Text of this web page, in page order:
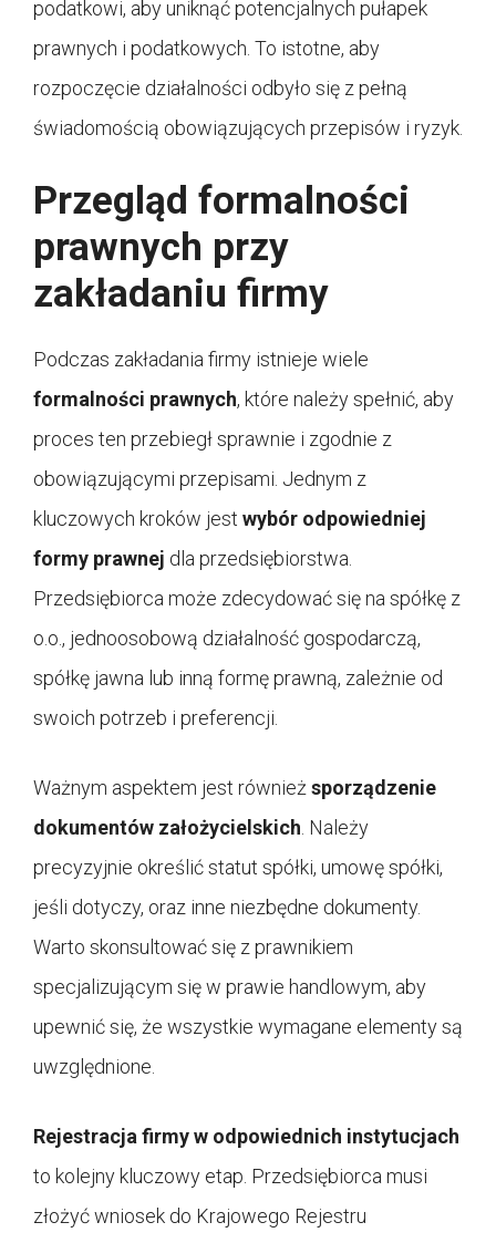
podatkowi, aby uniknąć potencjalnych pułapek
prawnych i podatkowych. To istotne, aby
rozpoczęcie działalności odbyło się z pełną
świadomością obowiązujących przepisów i ryzyk.
Przegląd formalności
prawnych przy
zakładaniu firmy
Podczas zakładania firmy istnieje wiele
formalności prawnych, które należy spełnić, aby
proces ten przebiegł sprawnie i zgodnie z
obowiązującymi przepisami. Jednym z
kluczowych kroków jest wybór odpowiedniej
formy prawnej dla przedsiębiorstwa.
Przedsiębiorca może zdecydować się na spółkę z
o.o., jednoosobową działalność gospodarczą,
spółkę jawna lub inną formę prawną, zależnie od
swoich potrzeb i preferencji.
Ważnym aspektem jest równieżsporządzenie
dokumentów założycielskich. Należy
precyzyjnie określić statut spółki, umowę spółki,
jeśli dotyczy, oraz inne niezbędne dokumenty.
Warto skonsultować się z prawnikiem
specjalizującym się w prawie handlowym, aby
upewnić się, że wszystkie wymagane elementy są
uwzględnione.
Rejestracja firmy w odpowiednich instytucjach
to kolejny kluczowy etap. Przedsiębiorca musi
złożyć wniosek do Krajowego Rejestru